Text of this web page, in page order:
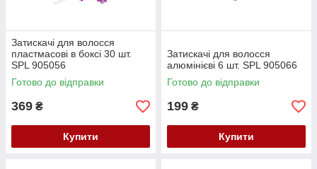
Затискачі для волосся
пластмасові в боксі 30 шт.
SPL 905056
Готово до відправки
369 ₴
Купити
Затискачі для волосся
алюмінієві 6 шт. SPL 905066
Готово до відправки
199 ₴
Купити